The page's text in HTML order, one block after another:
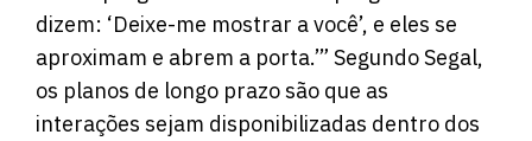
dizem: ‘Deixe-me mostrar a você’, e eles se
aproximam e abrem a porta.’” Segundo Segal,
os planos de longo prazo são que as
interações sejam disponibilizadas dentro dos